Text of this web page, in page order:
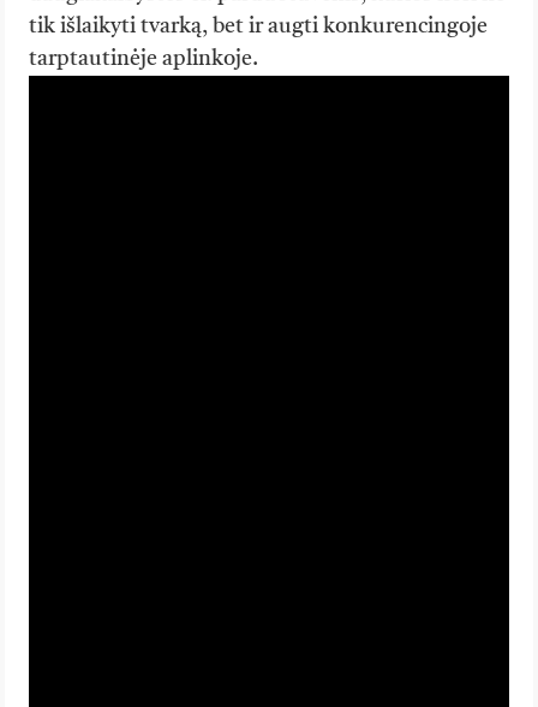
tik išlaikyti tvarką, bet ir augti konkurencingoje
tarptautinėje aplinkoje.